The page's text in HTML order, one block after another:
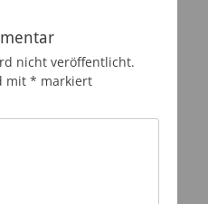
nicht veröffentlicht.
mit * markiert